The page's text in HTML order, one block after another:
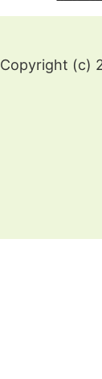
Copyright (c)